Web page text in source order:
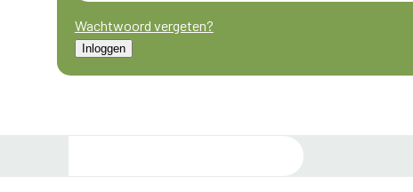
Wachtwoord vergeten?